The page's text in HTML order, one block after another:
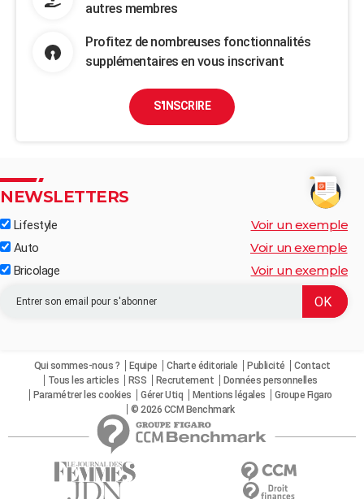
autres membres
Profitez de nombreuses fonctionnalités
supplémentaires en vous inscrivant
S'INSCRIRE
NEWSLETTERS
Lifestyle Voir un exemple
Auto Voir un exemple
Bricolage Voir un exemple
Qui sommes-nous ? Equipe Charte éditoriale Publicité
Contact
Tous les articles
RSS Recrutement
Données personnelles
Paramétrer les cookies
Gérer Utiq Mentions légales
Groupe Figaro
© 2026 CCM Benchmark